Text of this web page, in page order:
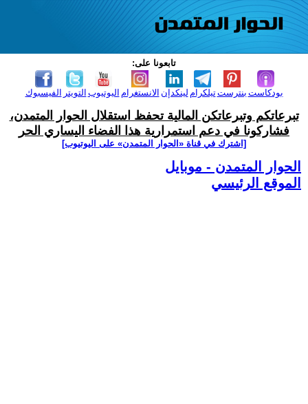
تابعونا على:
الفيسبوك التويتر اليوتيوب الانستغرام لينكدإن تيلكرامبنترست بودكاست
تبرعاتكم وتبرعاتكن المالية تحفظ استقلال الحوار المتمدن،
فشاركونا في دعم استمرارية هذا الفضاء اليساري الحر
[اشترك في قناة ‫«الحوار المتمدن» على اليوتيوب]
الحوار المتمدن - موبايل
الموقع الرئيسي